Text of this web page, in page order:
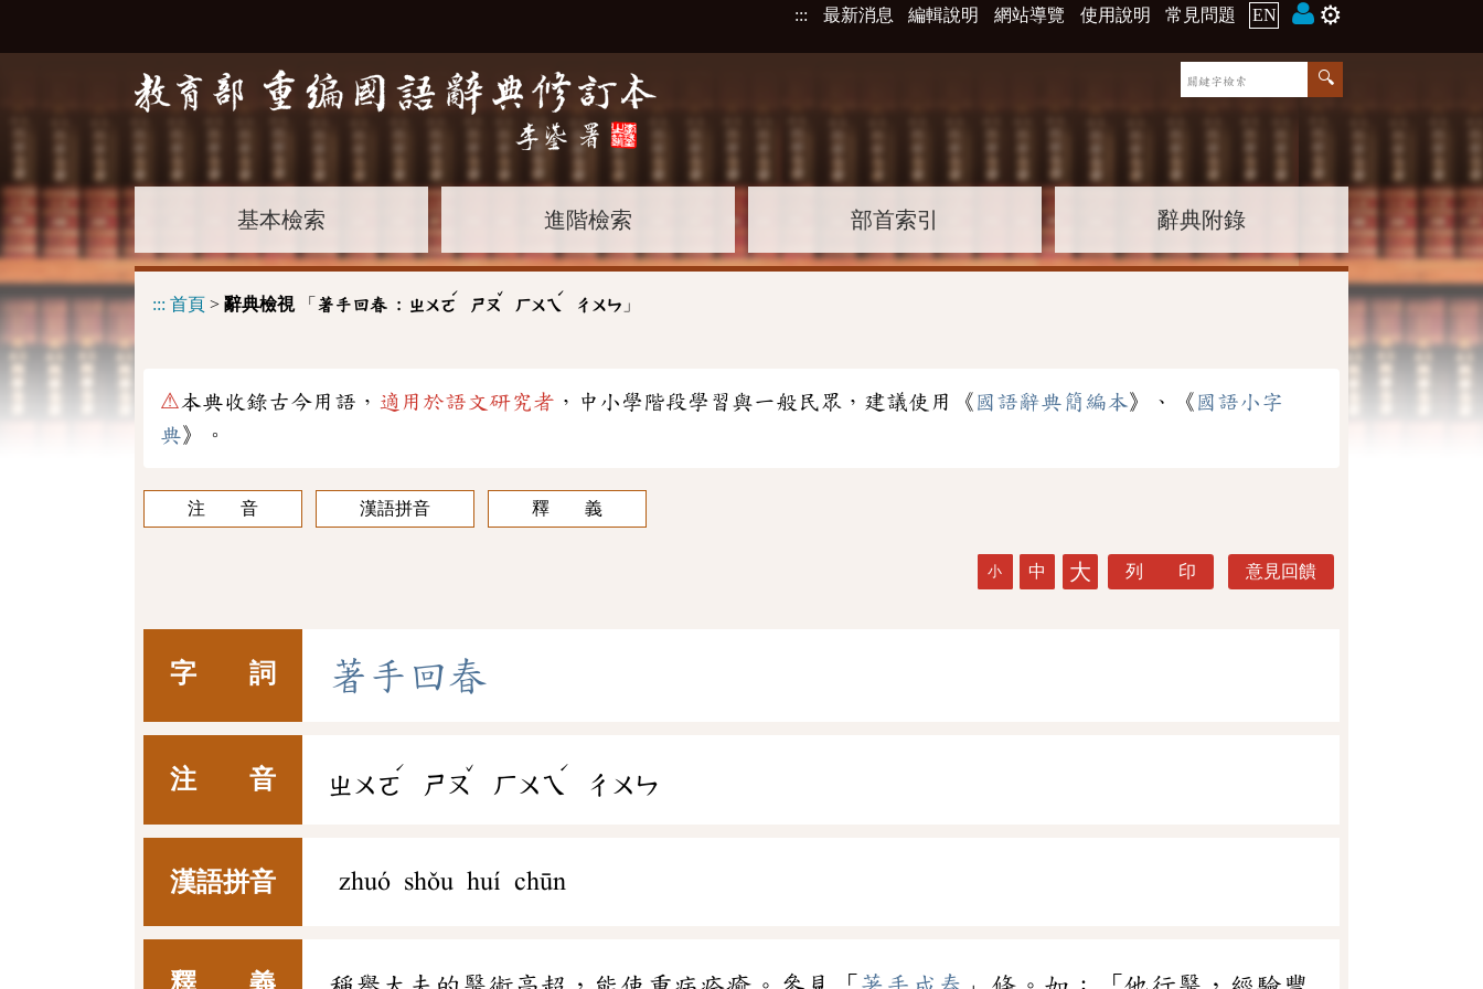
::: 最新消息 編輯說明 網站導覽 使用說明 常見問題 EN ⚙️
基本檢索 進階檢索 部首索引 辭典附錄
::: 首頁 > 辭典檢視「 著手回春 : ㄓㄨㄛ
ˊ
ㄕㄡ
ˇ
ㄏㄨㄟ
ˊ
ㄔㄨㄣ 」
⚠本典收錄古今用語， 適用於語文研究者 ，中小學階段學習與一般民眾，建議使用《 國語辭典簡編本》、《 國語小字
典》。
注 音 漢語拼音 釋 義
小 中 大 列 印 意見回饋
字 詞 著 手 回春
注 音 ㄓㄨㄛ
ˊ
ㄕㄡ
ˇ
ㄏㄨㄟ
ˊ
ㄔㄨㄣ
漢語拼音 zhuó shǒu huí chūn